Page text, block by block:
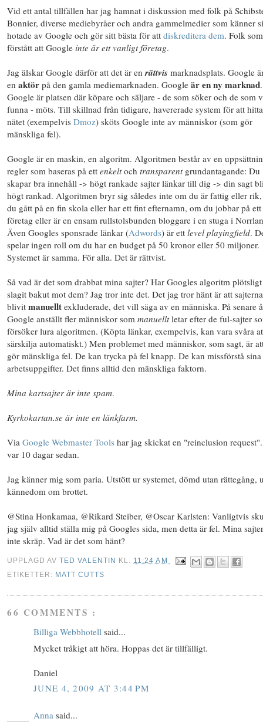
Vid ett antal tillfällen har jag hamnat i diskussion med folk på
Bonnier, diverse mediebyråer och andra gammelmedier som känner
hotade av Google och gör sitt bästa för att diskreditera dem. Folk
förstått att Google inte är ett vanligt företag.
Jag älskar Google därför att det är en rättvis marknadsplats. Google
en aktör på den gamla mediemarknaden. Google är en ny marknad.
Google är platsen där köpare och säljare - de som söker och de som
funna - möts. Till skillnad från tidigare, havererade system för att
nätet (exempelvis Dmoz) sköts Google inte av människor (som gör
mänskliga fel).
Google är en maskin, en algoritm. Algoritmen består av en
regler som baseras på ett enkeltoch transparentgrundantagande: Du
skapar bra innehåll -> högt rankade sajter länkar till dig -> din sagt
högt rankad. Algoritmen bryr sig således inte om du är fattig eller
du gått på en fin skola eller har ett fint efternamn, om du jobbar på
företag eller är en ensam rullstolsbunden bloggare i en stuga i
Även Googles sponsrade länkar (Adwords) är ett level playingfield.
spelar ingen roll om du har en budget på 50 kronor eller 50 miljoner.
Systemet är samma. För alla. Det är rättvist.
Så vad är det som drabbat mina sajter? Har Googles algoritm plötsligt
slagit bakut mot dem? Jag tror inte det. Det jag tror hänt är att sajterna
blivit manuellt exkluderade, det vill säga av en människa. På senare
Google anställt fler människor som manuelltletar efter de ful-sajter
försöker lura algoritmen. (Köpta länkar, exempelvis, kan vara svåra
särskilja automatiskt.) Men problemet med människor, som sagt, är
gör mänskliga fel. De kan trycka på fel knapp. De kan missförstå sina
arbetsuppgifter. Det finns alltid den mänskliga faktorn.
Mina kartsajter är inte spam.
Kyrkokartan.se är inte en länkfarm.
Via Google Webmaster Tools har jag skickat en "reinclusion
var 10 dagar sedan.
Jag känner mig som paria. Utstött ur systemet, dömd utan rättegång,
kännedom om brottet.
@Stina Honkamaa, @Rikard Steiber, @Oscar Karlsten: Vanligtvis
jag själv alltid ställa mig på Googles sida, men detta är fel. Mina
inte skräp. Vad är det som hänt?
UPPLAGD AVTED VALENTIN KL. 11:24 AM
ETIKETTER: MATT CUTTS
66 COMMENTS :
Billiga Webbhotell said...
Mycket tråkigt att höra. Hoppas det är tillfälligt.
Daniel
JUNE 4, 2009 AT 3:44 PM
Anna said...